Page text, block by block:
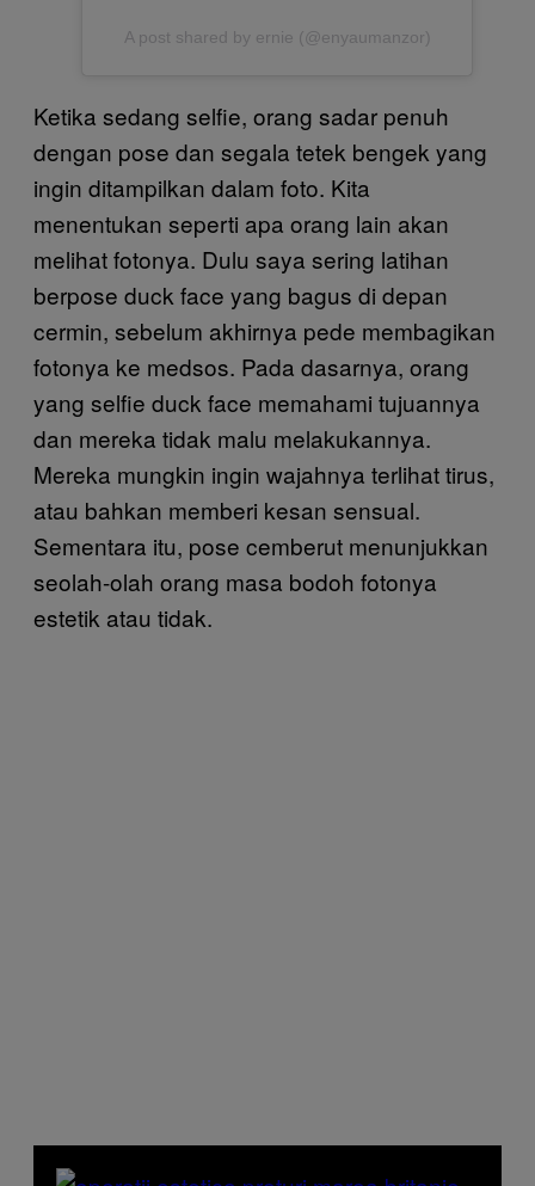
A post shared by ernie (@enyaumanzor)
Ketika sedang selfie, orang sadar penuh
dengan pose dan segala tetek bengek yang
ingin ditampilkan dalam foto. Kita
menentukan seperti apa orang lain akan
melihat fotonya. Dulu saya sering latihan
berpose duck face yang bagus di depan
cermin, sebelum akhirnya pede membagikan
fotonya ke medsos. Pada dasarnya, orang
yang selfie duck face memahami tujuannya
dan mereka tidak malu melakukannya.
Mereka mungkin ingin wajahnya terlihat tirus,
atau bahkan memberi kesan sensual.
Sementara itu, pose cemberut menunjukkan
seolah-olah orang masa bodoh fotonya
estetik atau tidak.